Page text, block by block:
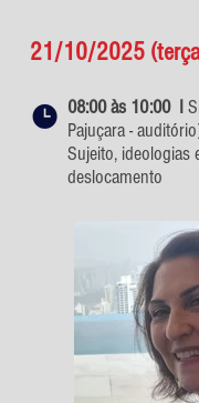
21/10/2025
08:00 às 10:00 I
Pajuçara -
Sujeito, ideologias
deslocamento